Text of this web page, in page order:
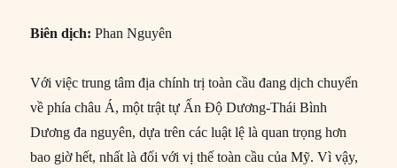
Biên dịch:Phan Nguyên
Với việc trung tâm địa chính trị toàn cầu đang dịch chuyển
về phía châu Á, một trật tự Ấn Độ Dương-Thái Bình
Dương đa nguyên, dựa trên các luật lệ là quan trọng hơn
bao giờ hết, nhất là đối với vị thế toàn cầu của Mỹ. Vì vậy,